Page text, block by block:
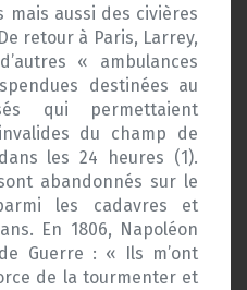
aussi des civières
retour à Paris, Larrey,
« ambulances
destinées au
qui permettaient
du champ de
les 24 heures (1).
abandonnés sur le
les cadavres et
En 1806, Napoléon
Guerre : « Ils m’ont
de la tourmenter et